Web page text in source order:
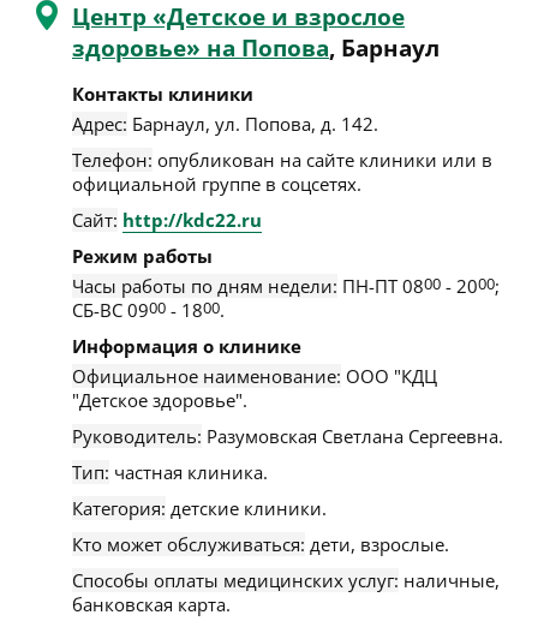
Центр «Детское и взрослое
здоровье» на Попова, Барнаул
Контакты клиники
Адрес: Барнаул, ул. Попова, д. 142.
Телефон: опубликован на сайте клиники или в
официальной группе в соцсетях.
Сайт: http://kdc22.ru
Режим работы
Часы работы по дням недели: ПН-ПТ 0800 - 2000;
СБ-ВС 0900 - 1800.
Информация о клинике
Официальное наименование: ООО "КДЦ
"Детское здоровье".
Руководитель: Разумовская Светлана Сергеевна.
Тип: частная клиника.
Категория: детские клиники.
Кто может обслуживаться: дети, взрослые.
Способы оплаты медицинских услуг: наличные,
банковская карта.